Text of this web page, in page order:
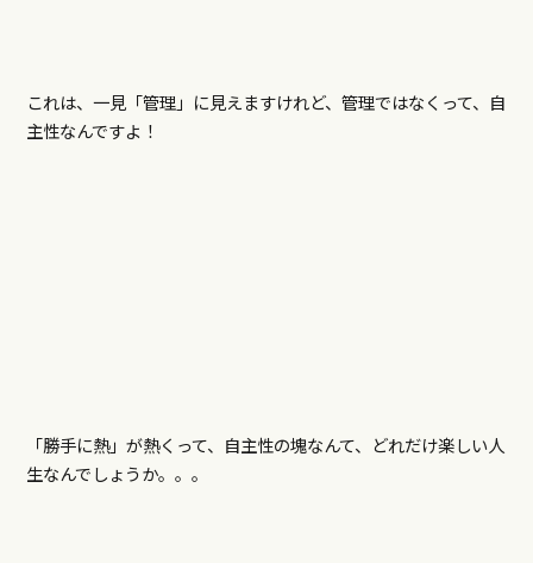
これは、一見「管理」に見えますけれど、管理ではなくって、自
主性なんですよ！
「勝手に熱」が熱くって、自主性の塊なんて、どれだけ楽しい人
生なんでしょうか。。。